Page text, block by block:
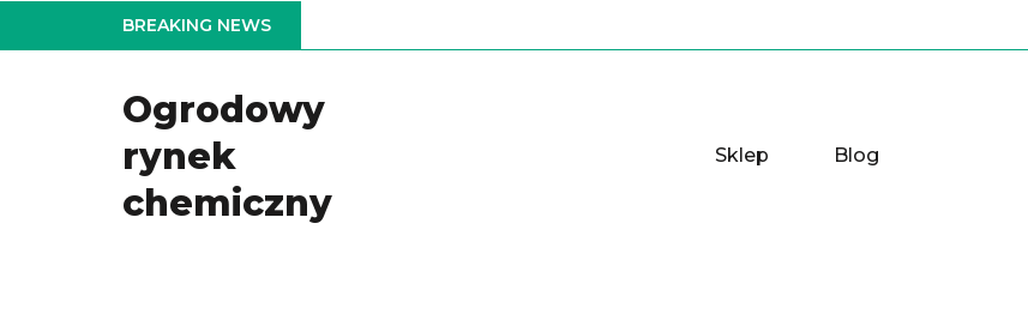
to
BREAKING NEWS
Ogrodowy
rynek
chemiczny
Sklep Blog